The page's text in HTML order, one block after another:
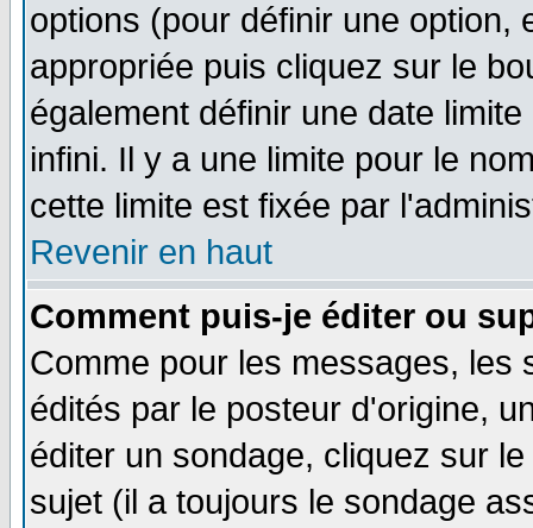
options (pour définir une option,
appropriée puis cliquez sur le
également définir une date
infini. Il y a une limite pour le
cette limite est fixée par
Revenir en haut
Comment puis-je éditer ou
Comme pour les messages, les
édités par le posteur d'origine,
éditer un sondage, cliquez sur
sujet (il a toujours le sondage